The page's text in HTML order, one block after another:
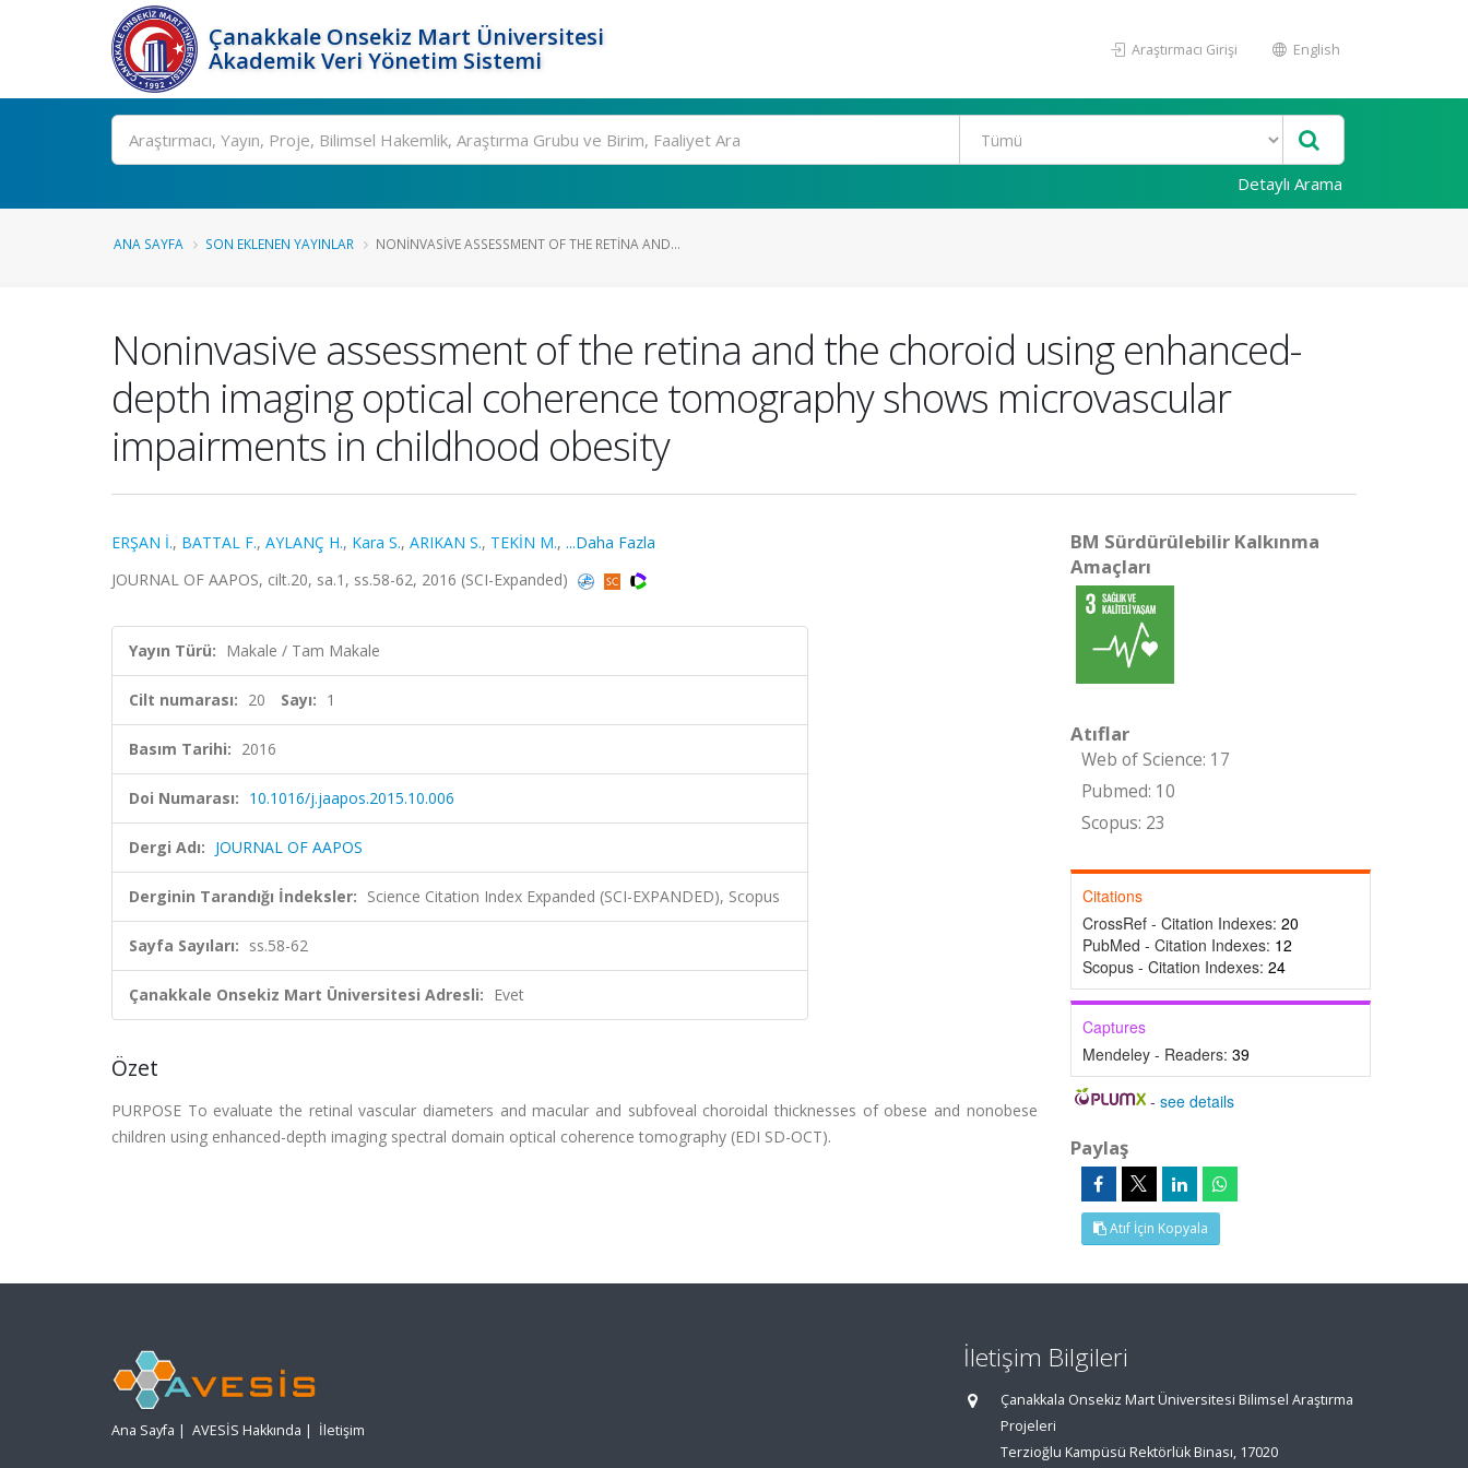
Çanakkale Onsekiz Mart Üniversitesi
Akademik Veri Yönetim Sistemi
Araştırmacı Girişi English
Ara
Detaylı Arama
ANA SAYFA SON EKLENEN YAYINLAR NONINVASIVE ASSESSMENT OF THE RETINA AND...
Noninvasive assessment of the retina and the choroid using enhanced-
depth imaging optical coherence tomography shows microvascular
impairments in childhood obesity
ERŞAN İ., BATTAL F., AYLANÇ H., Kara S., ARIKAN S., TEKİN M., ...Daha Fazla
JOURNAL OF AAPOS, cilt.20, sa.1, ss.58-62, 2016 (SCI-Expanded)
Yayın Türü: Makale / Tam Makale
Cilt numarası: 20 Sayı: 1
Basım Tarihi: 2016
Doi Numarası: 10.1016/j.jaapos.2015.10.006
Dergi Adı: JOURNAL OF AAPOS
Derginin Tarandığı İndeksler: Science Citation Index Expanded (SCI-EXPANDED), Scopus
Sayfa Sayıları: ss.58-62
Çanakkale Onsekiz Mart Üniversitesi Adresli: Evet
Özet
PURPOSE To evaluate the retinal vascular diameters and macular and subfoveal choroidal thicknesses of obese and nonobese
children using enhanced-depth imaging spectral domain optical coherence tomography (EDI SD-OCT).
BM Sürdürülebilir Kalkınma
Amaçları
Atıflar
Web of Science: 17
Pubmed: 10
Scopus: 23
Citations
CrossRef - Citation Indexes: 20
PubMed - Citation Indexes: 12
Scopus - Citation Indexes: 24
Captures
Mendeley - Readers: 39
-see details
Paylaş
Atıf İçin Kopyala
Ana Sayfa | AVESİS Hakkında | İletişim
İletişim Bilgileri
Çanakkala Onsekiz Mart Üniversitesi Bilimsel Araştırma
Projeleri
Terzioğlu Kampüsü Rektörlük Binası, 17020